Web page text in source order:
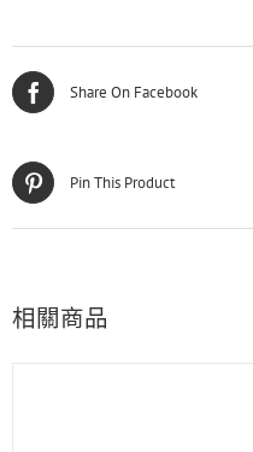
Share On Facebook
Pin This Product
相關商品